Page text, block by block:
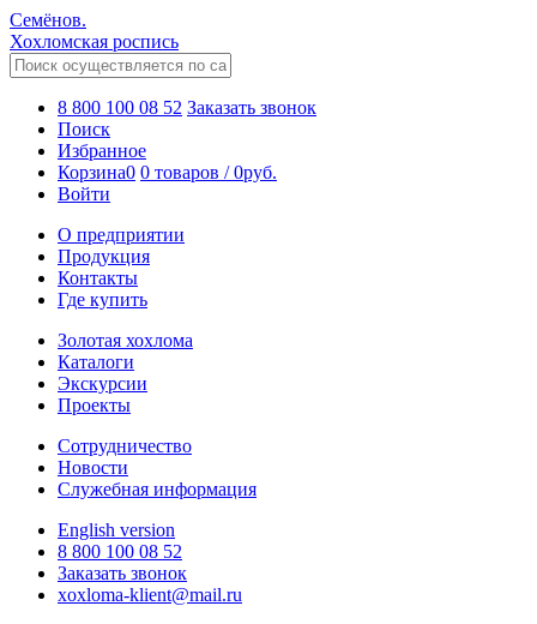
Семёнов.
Хохломская роспись
8 800 100 08 52 Заказать звонок
Поиск
Избранное
Корзина0 0 товаров /0руб.
Войти
О предприятии
Продукция
Контакты
Где купить
Золотая хохлома
Каталоги
Экскурсии
Проекты
Сотрудничество
Новости
Служебная информация
English version
8 800 100 08 52
Заказать звонок
xoxloma-klient@mail.ru